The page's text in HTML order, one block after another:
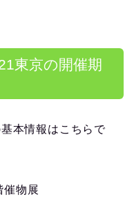
東京の開催期
本情報はこちらで
催物展